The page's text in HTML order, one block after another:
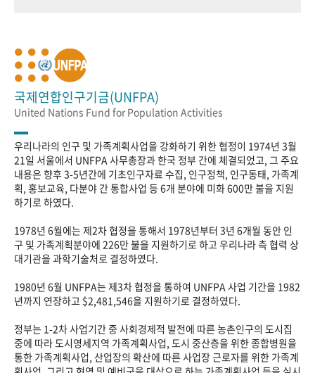
국제연합인구기금(UNFPA)
United Nations Fund for Population Activities
우리나라의 인구 및 가족계획사업을 강화하기 위한 협정이 1974년 3월
21일 서울에서 UNFPA 사무총장과 한국 정부 간에 체결되었고, 그 주요
내용은 향후 3-5년간에 기초인구자료 수집, 인구정책, 인구동태, 가족계
획, 홍보교육, 다분야 간 통합사업 등 6개 분야에 미화 600만 불을 지원
하기로 하였다.
1978년 6월에는 제2차 협정을 통해서 1978년부터 3년 6개월 동안 인
구 및 가족계획분야에 226만 불을 지원하기로 하고 우리나라 측 협력 상
대기관을 과학기술처로 결정하였다.
1980년 6월 UNFPA는 제3차 협정을 통하여 UNFPA 사업 기간을 1982
년까지 연장하고 $2,481,546을 지원하기로 결정하였다.
정부는 1-2차 사업기간 중 사회경제적 발전에 따른 농촌인구의 도시집
중에 따라 도시영세지역 가족계획사업, 도시 중산층을 위한 종합병원을
통한 가족계획사업, 산업장의 확산에 따른 사업장 근로자를 위한 가족계